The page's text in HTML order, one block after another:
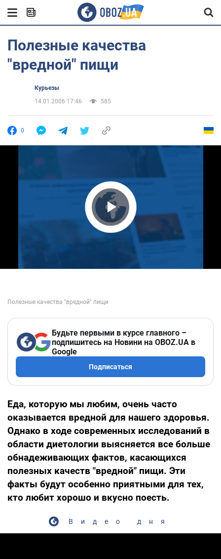
Полезные качества
"вредной" пищи
Курьезы
14.01.2006 17:46
585
0
Play Video
Будьте первыми в курсе главного –
подпишитесь на Новини на OBOZ.UA в
Google
Подписаться
Еда, которую мы любим, очень часто
оказывается вредной для нашего здоровья.
Однако в ходе современных исследований в
области диетологии выясняется все больше
обнадеживающих фактов, касающихся
полезных качеств "вредной" пищи. Эти
факты будут особенно приятными для тех,
кто любит хорошо и вкусно поесть.
Видео дня